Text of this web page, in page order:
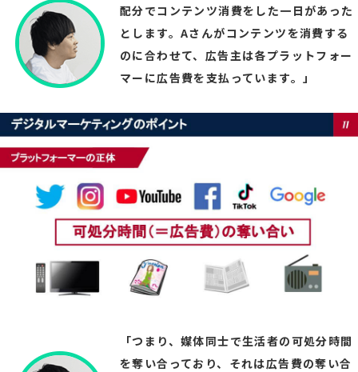
配分でコンテンツ消費をした一日があった
とします。Aさんがコンテンツを消費する
のに合わせて、広告主は各プラットフォー
マーに広告費を支払っています。」
「つまり、媒体同士で生活者の可処分時間
を奪い合っており、それは広告費の奪い合